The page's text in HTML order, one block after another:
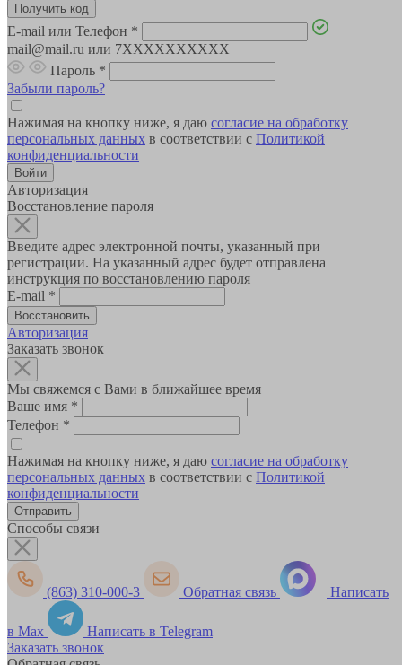
E-mail или Телефон *
mail@mail.ru или 7XXXXXXXXXX
Пароль *
Забыли пароль?
Нажимая на кнопку ниже, я даю согласие на обработку
персональных данных в соответствии с Политикой
конфиденциальности
Авторизация
Восстановление пароля
Введите адрес электронной почты, указанный при
регистрации. На указанный адрес будет отправлена
инструкция по восстановлению пароля
E-mail *
Авторизация
Заказать звонок
Мы свяжемся с Вами в ближайшее время
Ваше имя *
Телефон *
Нажимая на кнопку ниже, я даю согласие на обработку
персональных данных в соответствии с Политикой
конфиденциальности
Способы связи
(863) 310-000-3 Обратная связь Написать
в Max
Написать в Telegram
Заказать звонок